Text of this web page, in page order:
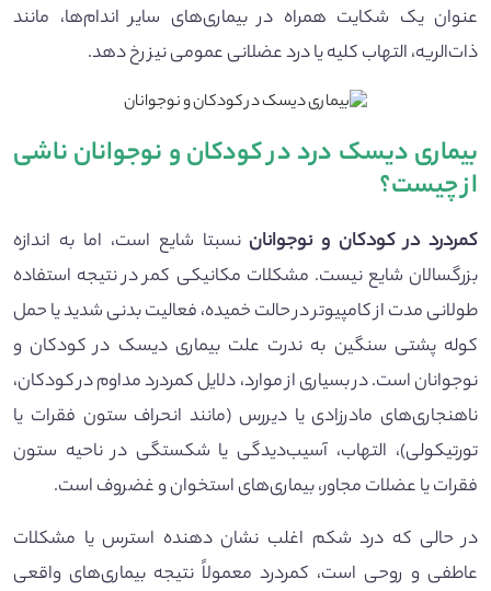
عنوان یک شکایت همراه در بیماری‌های سایر اندام‌ها، مانند
ذات‌الریه، التهاب کلیه یا درد عضلانی عمومی نیز رخ دهد.
بیماری دیسک درد در کودکان و نوجوانان ناشی
از چیست؟
کمردرد در کودکان و نوجوانان نسبتا شایع است، اما به اندازه
بزرگسالان شایع نیست. مشکلات مکانیکی کمر در نتیجه استفاده
طولانی مدت از کامپیوتر در حالت خمیده، فعالیت بدنی شدید یا حمل
کوله پشتی سنگین به ندرت علت بیماری دیسک در کودکان و
نوجوانان است. در بسیاری از موارد، دلایل کمردرد مداوم در کودکان،
ناهنجاری‌های مادرزادی یا دیررس (مانند انحراف ستون فقرات یا
تورتیکولی)، التهاب، آسیب‌دیدگی یا شکستگی در ناحیه ستون
فقرات یا عضلات مجاور، بیماری‌های استخوان و غضروف است.
در حالی که درد شکم اغلب نشان‌ دهنده استرس یا مشکلات
عاطفی و روحی است، کمردرد معمولاً نتیجه بیماری‌های واقعی